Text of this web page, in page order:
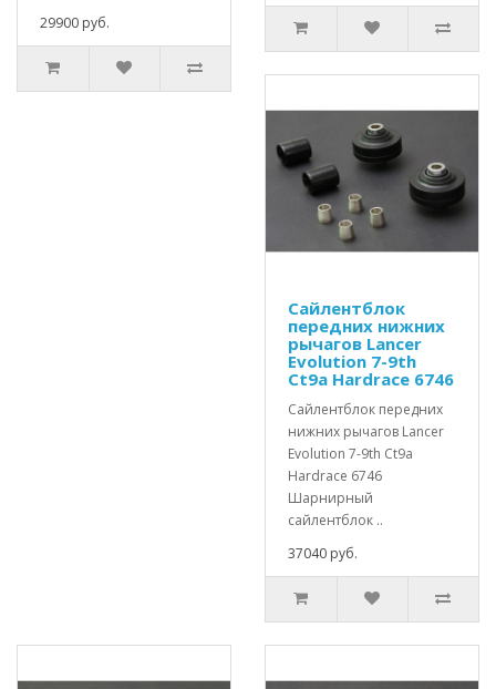
29900 руб.
Сайлентблок
передних нижних
рычагов Lancer
Evolution 7-9th
Ct9a Hardrace 6746
Сайлентблок передних
нижних рычагов Lancer
Evolution 7-9th Ct9a
Hardrace 6746
Шарнирный
сайлентблок ..
37040 руб.